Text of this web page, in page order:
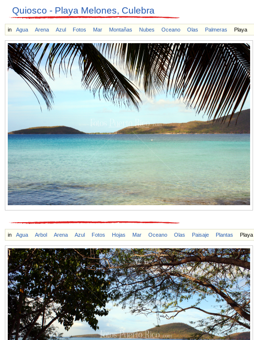
Quiosco - Playa Melones, Culebra
in Agua Arena Azul Fotos Mar Montañas Nubes Oceano Olas Palmeras Playa
in Agua Arbol Arena Azul Fotos Hojas Mar Oceano Olas Paisaje Plantas Playa